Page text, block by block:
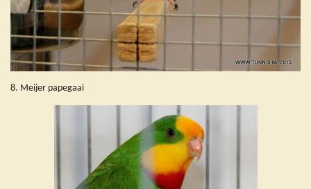
8. Meijer papegaai